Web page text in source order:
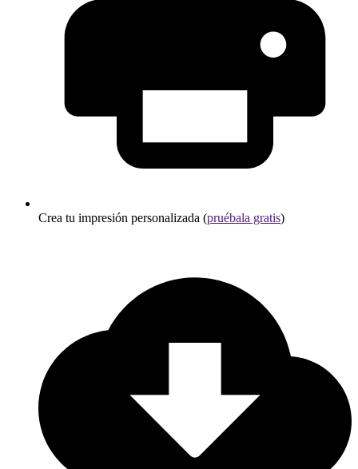
Crea tu impresión personalizada (pruébala gratis)